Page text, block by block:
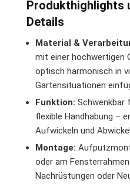
Produkthighlights
Details
Material &
mit einer hochwertigen
optisch harmonisch in
Gartensituationen
Funktion: Schwenkbar
flexible Handhabung –
Aufwickeln und
Montage:
oder am
Nachrüstungen oder